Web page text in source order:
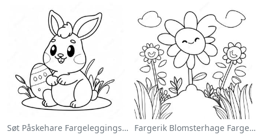
Søt Påskehare Fargeleggingsside Fargerik Blomsterhage Fargeleggingsside